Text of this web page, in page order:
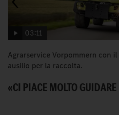
03:11
Agrarservice Vorpommern con
ausilio per la raccolta.
«CI PIACE MOLTO